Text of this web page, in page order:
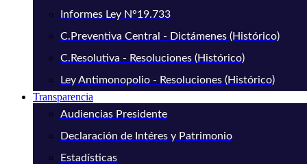
Informes Ley N°19.733
C.Preventiva Central - Dictámenes (Histórico)
C.Resolutiva - Resoluciones (Histórico)
Ley Antimonopolio - Resoluciones (Histórico)
Transparencia
Audiencias Presidente
Declaración de Intéres y Patrimonio
Estadísticas